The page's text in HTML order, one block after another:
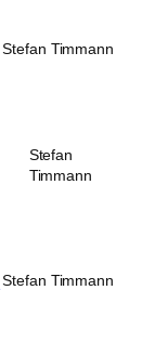
Stefan Timmann
Stefan
Timmann
Stefan Timmann